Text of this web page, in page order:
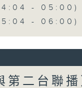
- 05:00)
- 06:00)
第二台聯